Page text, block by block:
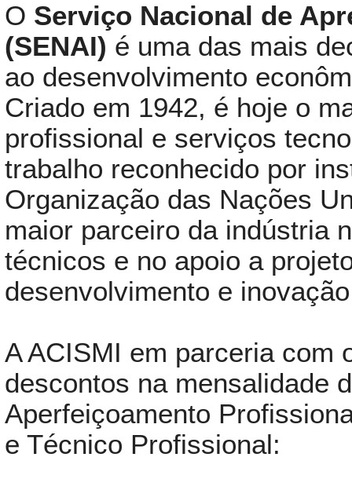
O Serviço Nacional de
(SENAI) é uma das mais
ao desenvolvimento
Criado em 1942, é hoje o
profissional e serviços
trabalho reconhecido por
Organização das Nações
maior parceiro da indústria
técnicos e no apoio a
desenvolvimento e
A ACISMI em parceria com
descontos na mensalidade
Aperfeiçoamento
e Técnico Profissional: